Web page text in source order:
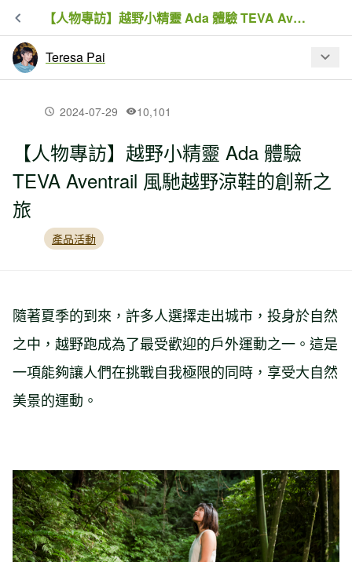
【人物專訪】越野小精靈 Ada 體驗 TEVA Aventrail 風馳越野涼鞋的創新之旅
Teresa Pai
最新文章
【人物專訪】越野小精靈 Ada 體驗
TEVA Aventrail 風馳越野涼鞋的創新之
旅
【人物】從城市到山林：熱愛跑步的薇
2024-07-29 10,101
【人物專訪】越野小精靈 Ada 體驗
TEVA Aventrail 風馳越野涼鞋的創新之
旅
產品活動
隨著夏季的到來，許多人選擇走出城市，投身於自然
之中，越野跑成為了最受歡迎的戶外運動之一。這是
一項能夠讓人們在挑戰自我極限的同時，享受大自然
美景的運動。